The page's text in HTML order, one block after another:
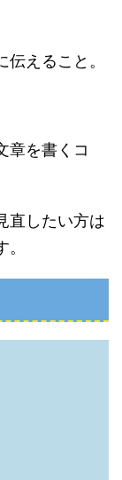
えること。
章を書くコ
直したい方は